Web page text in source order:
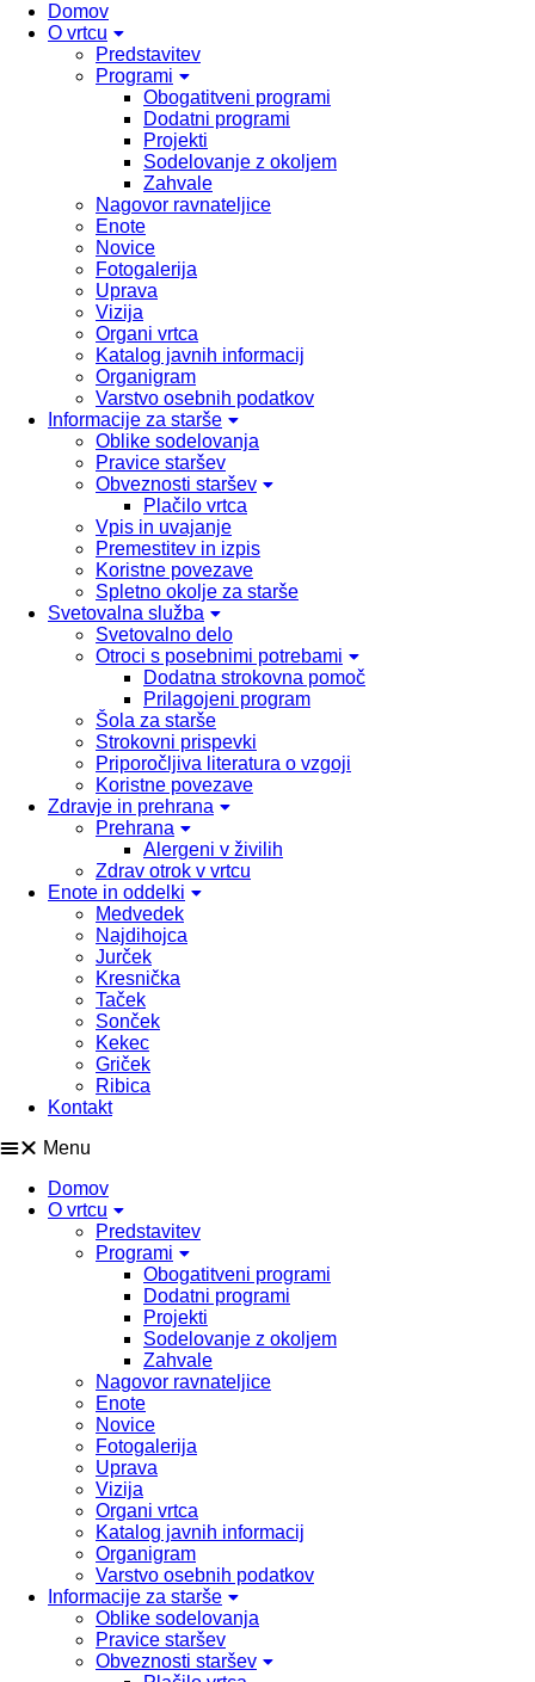
Domov
O vrtcu
Predstavitev
Programi
Obogatitveni programi
Dodatni programi
Projekti
Sodelovanje z okoljem
Zahvale
Nagovor ravnateljice
Enote
Novice
Fotogalerija
Uprava
Vizija
Organi vrtca
Katalog javnih informacij
Organigram
Varstvo osebnih podatkov
Informacije za starše
Oblike sodelovanja
Pravice staršev
Obveznosti staršev
Plačilo vrtca
Vpis in uvajanje
Premestitev in izpis
Koristne povezave
Spletno okolje za starše
Svetovalna služba
Svetovalno delo
Otroci s posebnimi potrebami
Dodatna strokovna pomoč
Prilagojeni program
Šola za starše
Strokovni prispevki
Priporočljiva literatura o vzgoji
Koristne povezave
Zdravje in prehrana
Prehrana
Alergeni v živilih
Zdrav otrok v vrtcu
Enote in oddelki
Medvedek
Najdihojca
Jurček
Kresnička
Taček
Sonček
Kekec
Griček
Ribica
Kontakt
Menu
Domov
O vrtcu
Predstavitev
Programi
Obogatitveni programi
Dodatni programi
Projekti
Sodelovanje z okoljem
Zahvale
Nagovor ravnateljice
Enote
Novice
Fotogalerija
Uprava
Vizija
Organi vrtca
Katalog javnih informacij
Organigram
Varstvo osebnih podatkov
Informacije za starše
Oblike sodelovanja
Pravice staršev
Obveznosti staršev